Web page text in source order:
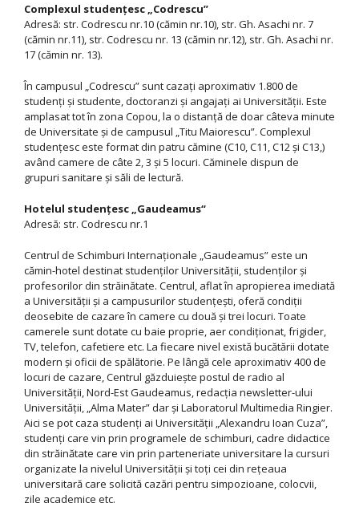
Complexul studenţesc „Codrescu”
Adresă: str. Codrescu nr.10 (cămin nr.10), str. Gh. Asachi nr. 7
(cămin nr.11), str. Codrescu nr. 13 (cămin nr.12), str. Gh. Asachi nr.
17 (cămin nr. 13).
În campusul „Codrescu” sunt cazaţi aproximativ 1.800 de
studenţi şi studente, doctoranzi şi angajaţi ai Universităţii. Este
amplasat tot în zona Copou, la o distanţă de doar câteva minute
de Universitate şi de campusul „Titu Maiorescu”. Complexul
studenţesc este format din patru cămine (C10, C11, C12 şi C13,)
având camere de câte 2, 3 şi 5 locuri. Căminele dispun de
grupuri sanitare şi săli de lectură.
Hotelul studenţesc „Gaudeamus“
Adresă: str. Codrescu nr.1
Centrul de Schimburi Internaţionale „Gaudeamus” este un
cămin-hotel destinat studenţilor Universităţii, studenţilor şi
profesorilor din străinătate. Centrul, aflat în apropierea imediată
a Universităţii şi a campusurilor studenţeşti, oferă condiţii
deosebite de cazare în camere cu două şi trei locuri. Toate
camerele sunt dotate cu baie proprie, aer condiţionat, frigider,
TV, telefon, cafetiere etc. La fiecare nivel există bucătării dotate
modern şi oficii de spălătorie. Pe lângă cele aproximativ 400 de
locuri de cazare, Centrul găzduieşte postul de radio al
Universităţii, Nord-Est Gaudeamus, redacţia newsletter-ului
Universităţii, „Alma Mater” dar şi Laboratorul Multimedia Ringier.
Aici se pot caza studenţi ai Universităţii „Alexandru Ioan Cuza”,
studenţi care vin prin programele de schimburi, cadre didactice
din străinătate care vin prin parteneriate universitare la cursuri
organizate la nivelul Universităţii şi toţi cei din reţeaua
universitară care solicită cazări pentru simpozioane, colocvii,
zile academice etc.